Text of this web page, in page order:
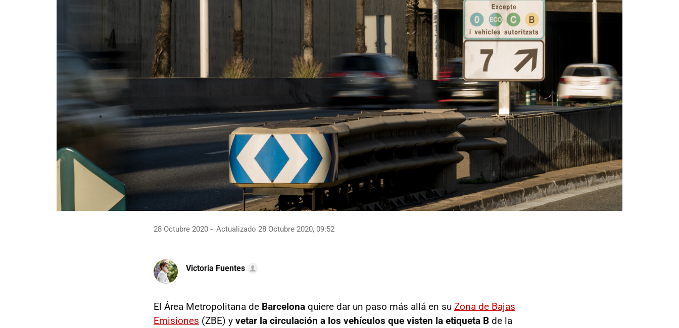
28 Octubre 2020 Actualizado 28 Octubre 2020, 09:52
Victoria Fuentes
El Área Metropolitana de Barcelona quiere dar un paso más allá en su Zona de Bajas
Emisiones (ZBE) y vetar la circulación a los vehículos que visten la etiqueta B de la